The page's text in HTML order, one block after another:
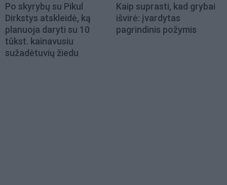
Po skyrybų su Pikul
Dirkstys atskleidė, ką
planuoja daryti su 10
tūkst. kainavusiu
sužadėtuvių žiedu
Kaip suprasti, kad grybai
išvirė: įvardytas
pagrindinis požymis